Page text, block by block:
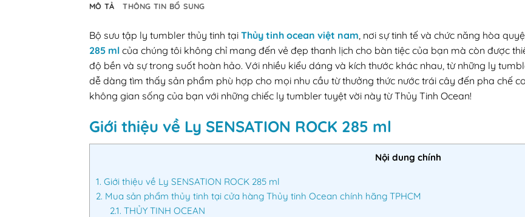
MÔ TẢ THÔNG TIN BỔ SUNG
Bộ sưu tập ly tumbler thủy tinh tại Thủy tinh ocean việt nam , nơi sự tinh tế và chức năng hòa
285 ml của chúng tôi không chỉ mang đến vẻ đẹp thanh lịch cho bàn tiệc của bạn mà còn được
độ bền và sự trong suốt hoàn hảo. Với nhiều kiểu dáng và kích thước khác nhau, từ những ly
dễ dàng tìm thấy sản phẩm phù hợp cho mọi nhu cầu từ thưởng thức nước trái cây đến pha chế
không gian sống của bạn với những chiếc ly tumbler tuyệt vời này từ Thủy Tinh Ocean!
Giới thiệu về Ly SENSATION ROCK 285 ml
Nội dung chính
1. Giới thiệu về Ly SENSATION ROCK 285 ml
2. Mua sản phẩm thủy tinh tại cửa hàng Thủy tinh Ocean chính hãng TPHCM
2.1. THỦY TINH OCEAN